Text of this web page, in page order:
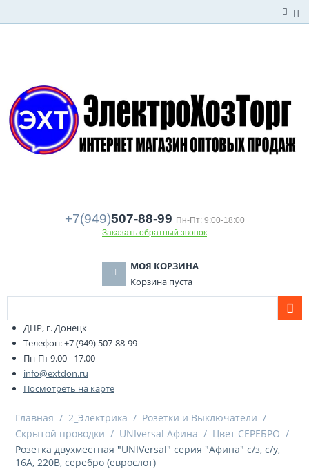
+7(949)507-88-99 Пн-Пт: 9:00-18:00
Заказать обратный звонок
МОЯ КОРЗИНА
Корзина пуста
ДНР, г. Донецк
Телефон: +7 (949) 507-88-99
Пн-Пт 9.00 - 17.00
info@extdon.ru
Посмотреть на карте
Главная / 2_Электрика / Розетки и Выключатели /
Скрытой проводки / UNIversal Афина / Цвет СЕРЕБРО /
Розетка двухместная "UNIVersal" серия "Афина" с/з, с/у,
16А, 220В, серебро (еврослот)